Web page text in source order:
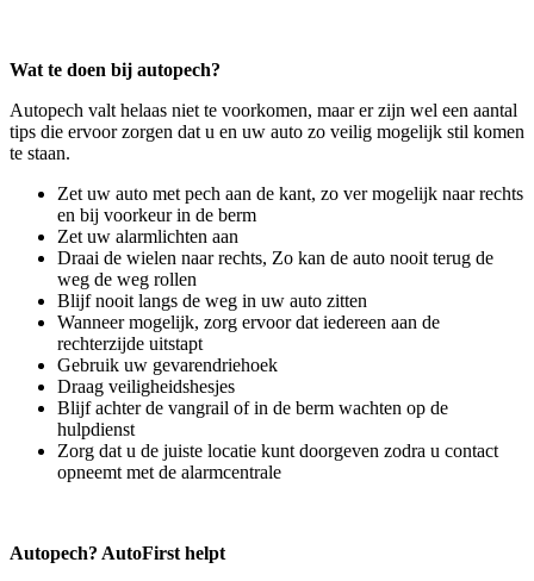
Wat te doen bij autopech?
Autopech valt helaas niet te voorkomen, maar er zijn wel een aantal
tips die ervoor zorgen dat u en uw auto zo veilig mogelijk stil komen
te staan.
Zet uw auto met pech aan de kant, zo ver mogelijk naar rechts
en bij voorkeur in de berm
Zet uw alarmlichten aan
Draai de wielen naar rechts, Zo kan de auto nooit terug de
weg de weg rollen
Blijf nooit langs de weg in uw auto zitten
Wanneer mogelijk, zorg ervoor dat iedereen aan de
rechterzijde uitstapt
Gebruik uw gevarendriehoek
Draag veiligheidshesjes
Blijf achter de vangrail of in de berm wachten op de
hulpdienst
Zorg dat u de juiste locatie kunt doorgeven zodra u contact
opneemt met de alarmcentrale
Autopech? AutoFirst helpt